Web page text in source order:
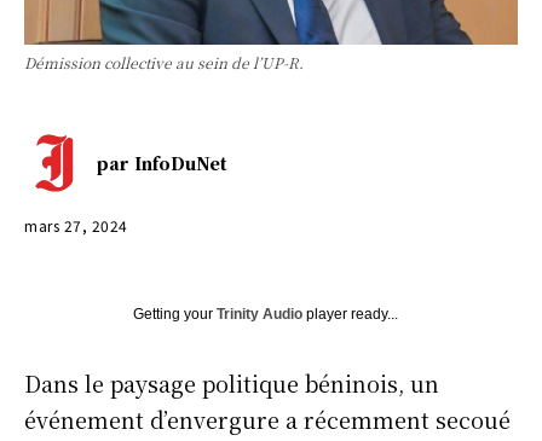
Démission collective au sein de l’UP-R.
par InfoDuNet
mars 27, 2024
Getting your Trinity Audio player ready...
Dans le paysage politique béninois, un
événement d’envergure a récemment secoué